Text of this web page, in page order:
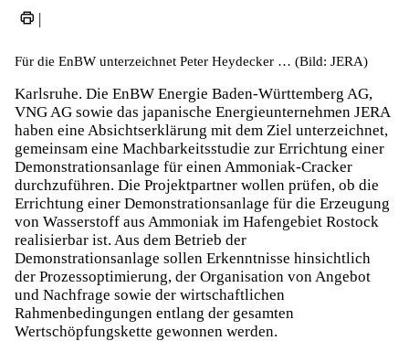
|
Für die EnBW unterzeichnet Peter Heydecker … (Bild: JERA)
Karlsruhe. Die EnBW Energie Baden-Württemberg AG,
VNG AG sowie das japanische Energieunternehmen JERA
haben eine Absichtserklärung mit dem Ziel unterzeichnet,
gemeinsam eine Machbarkeitsstudie zur Errichtung einer
Demonstrationsanlage für einen Ammoniak-Cracker
durchzuführen. Die Projektpartner wollen prüfen, ob die
Errichtung einer Demonstrationsanlage für die Erzeugung
von Wasserstoff aus Ammoniak im Hafengebiet Rostock
realisierbar ist. Aus dem Betrieb der
Demonstrationsanlage sollen Erkenntnisse hinsichtlich
der Prozessoptimierung, der Organisation von Angebot
und Nachfrage sowie der wirtschaftlichen
Rahmenbedingungen entlang der gesamten
Wertschöpfungskette gewonnen werden.